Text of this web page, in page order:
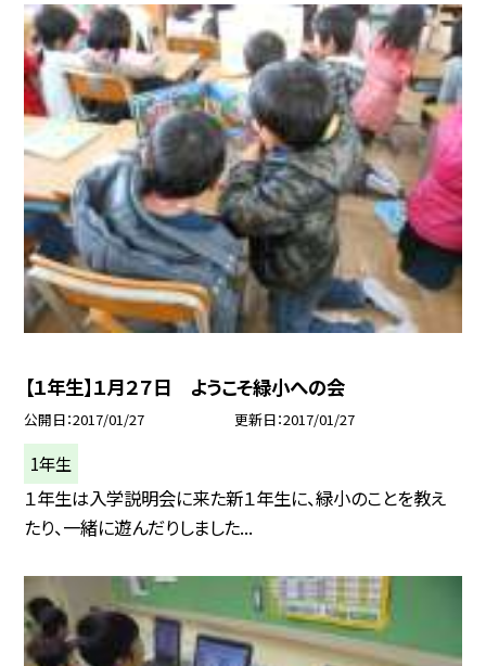
【１年生】１月２７日 ようこそ緑小への会
公開日 2017/01/27 更新日 2017/01/27
1年生
１年生は入学説明会に来た新１年生に、緑小のことを教え
たり、一緒に遊んだりしました...